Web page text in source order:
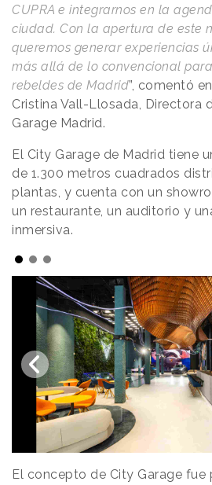
CUPRA e integrarnos en la
ciudad. Con la apertura de este
queremos generar experiencias
más allá de lo convencional
rebeldes de Madrid”, comentó
Cristina Vall-Llosada, Directora
Garage Madrid.
El City Garage de Madrid tiene
de 1.300 metros cuadrados
plantas, y cuenta con un
un restaurante, un auditorio y
inmersiva.
El concepto de City Garage fue